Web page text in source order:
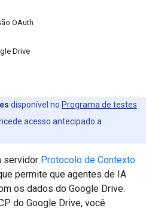
OAuth
Drive
:disponível no Programa de testes
acesso antecipado a
servidor Protocolo de Contexto
permite que agentes de IA
os dados do Google Drive.
do Google Drive, você